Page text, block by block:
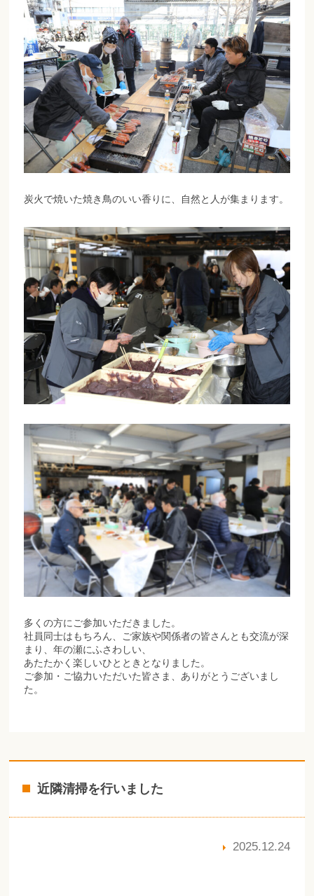
炭火で焼いた焼き鳥のいい香りに、自然と人が集まります。
多くの方にご参加いただきました。
社員同士はもちろん、ご家族や関係者の皆さんとも交流が深
まり、年の瀬にふさわしい、
あたたかく楽しいひとときとなりました。
ご参加・ご協力いただいた皆さま、ありがとうございまし
た。
近隣清掃を行いました
2025.12.24